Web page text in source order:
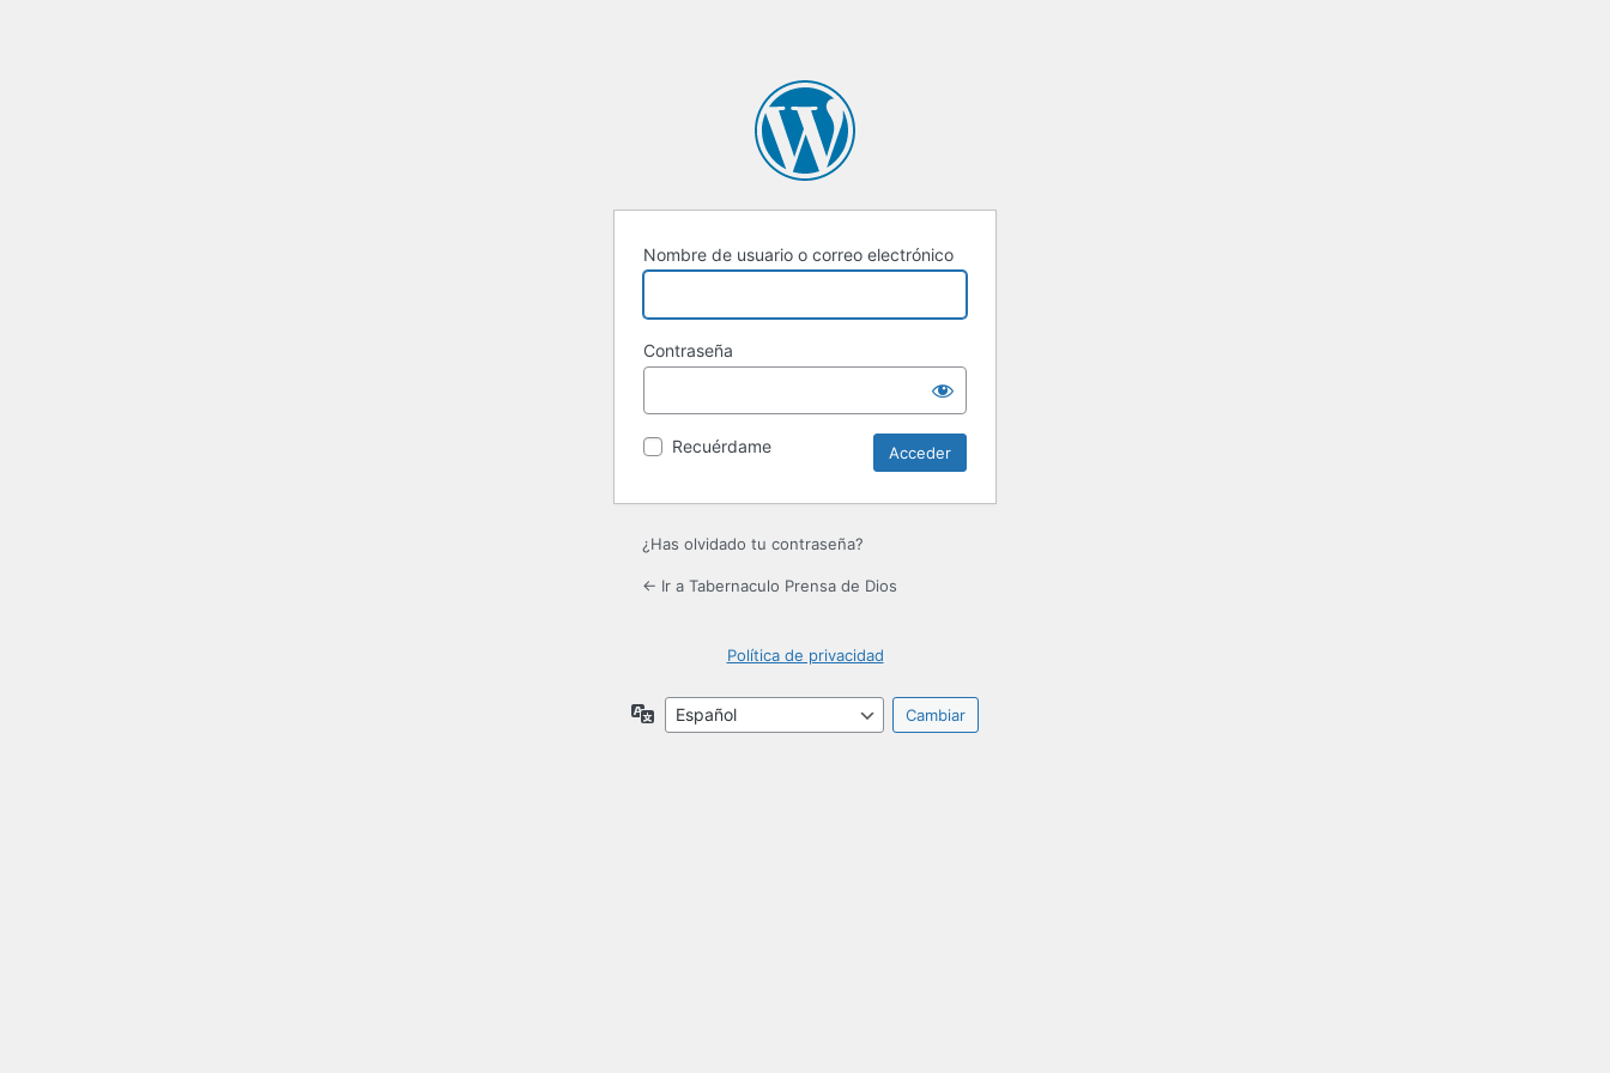
Nombre de usuario o correo electrónico
Contraseña
Recuérdame
¿Has olvidado tu contraseña?
← Ir a Tabernaculo Prensa de Dios
Política de privacidad
Idioma